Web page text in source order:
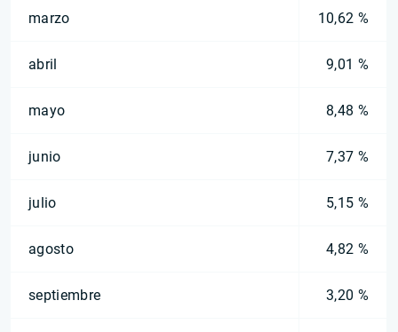
marzo 10,62 %
abril 9,01 %
mayo 8,48 %
junio 7,37 %
julio 5,15 %
agosto 4,82 %
septiembre 3,20 %